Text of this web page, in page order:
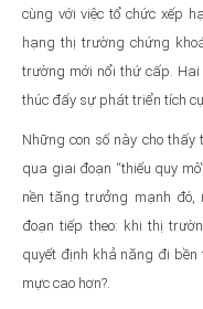
cùng với việc tổ chức xếp
hạng thị trường chứng
trường mới nổi thứ cấp.
thúc đẩy sự phát triển tích
Những con số này cho
qua giai đoạn “thiếu quy
nền tăng trưởng mạnh
đoạn tiếp theo: khi thị
quyết định khả năng đi bền
mực cao hơn?.